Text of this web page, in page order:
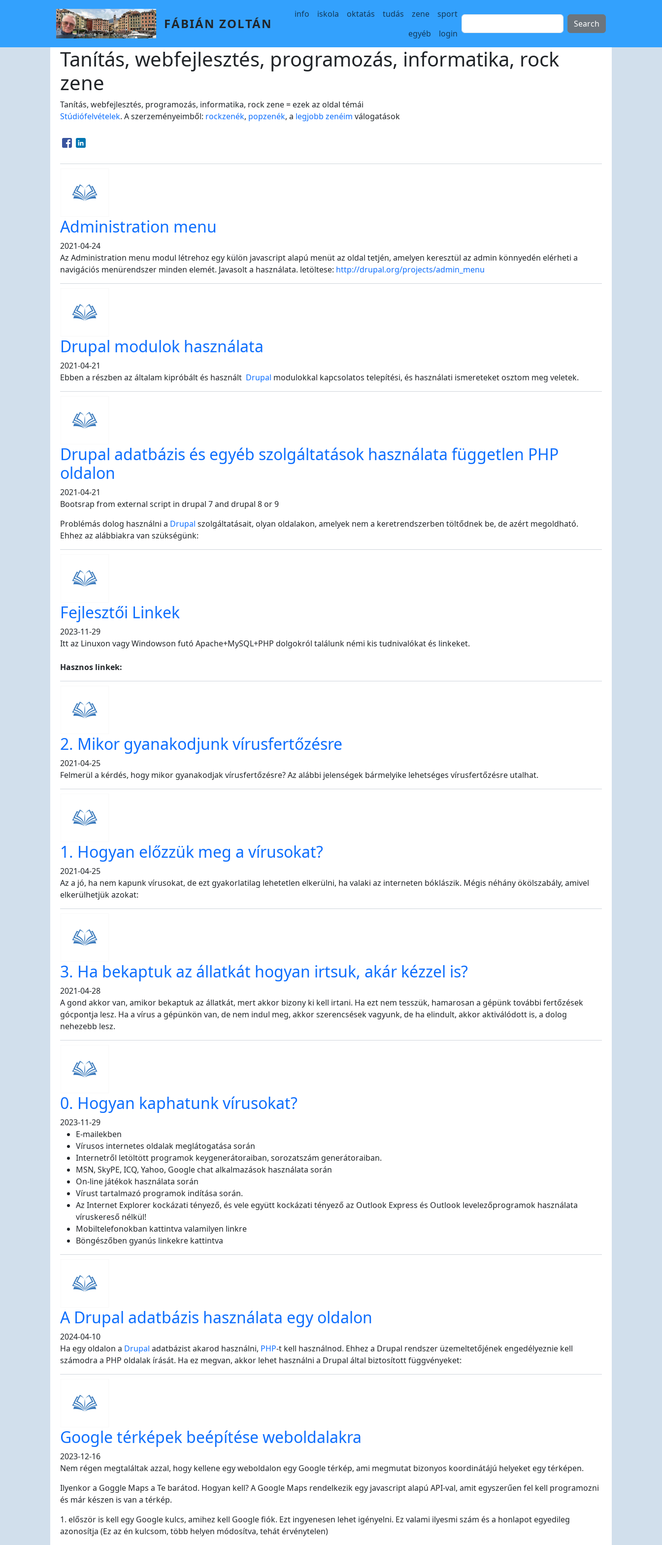
FÁBIÁN ZOLTÁN
Main navigation
info iskola oktatás tudás zene
sport
egyéb
login
Tanítás, webfejlesztés, programozás, informatika, rock
zene
Tanítás, webfejlesztés, programozás, informatika, rock zene = ezek az oldal témái
Stúdiófelvételek. A szerzeményeimből: rockzenék, popzenék, a legjobb zenéim válogatások
Opens in a new window
Opens in a new window
Administration menu
2021-04-24
Az Administration menu modul létrehoz egy külön javascript alapú menüt az oldal tetjén, amelyen keresztül az admin könnyedén elérheti a
navigációs menürendszer minden elemét. Javasolt a használata. letöltese: http://drupal.org/projects/admin_menu
Drupal modulok használata
2021-04-21
Ebben a részben az általam kipróbált és használt Drupal modulokkal kapcsolatos telepítési, és használati ismereteket osztom meg veletek.
Drupal adatbázis és egyéb szolgáltatások használata független PHP
oldalon
2021-04-21
Bootsrap from external script in drupal 7 and drupal 8 or 9
Problémás dolog használni a Drupal szolgáltatásait, olyan oldalakon, amelyek nem a keretrendszerben töltődnek be, de azért megoldható.
Ehhez az alábbiakra van szükségünk:
Fejlesztői Linkek
2023-11-29
Itt az Linuxon vagy Windowson futó Apache+MySQL+PHP dolgokról találunk némi kis tudnivalókat és linkeket.
Hasznos linkek:
2. Mikor gyanakodjunk vírusfertőzésre
2021-04-25
Felmerül a kérdés, hogy mikor gyanakodjak vírusfertőzésre? Az alábbi jelenségek bármelyike lehetséges vírusfertőzésre utalhat.
1. Hogyan előzzük meg a vírusokat?
2021-04-25
Az a jó, ha nem kapunk vírusokat, de ezt gyakorlatilag lehetetlen elkerülni, ha valaki az interneten bóklászik. Mégis néhány ökölszabály, amivel
elkerülhetjük azokat:
3. Ha bekaptuk az állatkát hogyan irtsuk, akár kézzel is?
2021-04-28
A gond akkor van, amikor bekaptuk az állatkát, mert akkor bizony ki kell irtani. Ha ezt nem tesszük, hamarosan a gépünk további fertőzések
gócpontja lesz. Ha a vírus a gépünkön van, de nem indul meg, akkor szerencsések vagyunk, de ha elindult, akkor aktiválódott is, a dolog
nehezebb lesz.
0. Hogyan kaphatunk vírusokat?
2023-11-29
E-mailekben
Vírusos internetes oldalak meglátogatása során
Internetről letöltött programok keygenerátoraiban, sorozatszám generátoraiban.
MSN, SkyPE, ICQ, Yahoo, Google chat alkalmazások használata során
On-line játékok használata során
Vírust tartalmazó programok indítása során.
Az Internet Explorer kockázati tényező, és vele együtt kockázati tényező az Outlook Express és Outlook levelezőprogramok használata
víruskereső nélkül!
Mobiltelefonokban kattintva valamilyen linkre
Böngészőben gyanús linkekre kattintva
A Drupal adatbázis használata egy oldalon
2024-04-10
Ha egy oldalon a Drupal adatbázist akarod használni, PHP-t kell használnod. Ehhez a Drupal rendszer üzemeltetőjének engedélyeznie kell
számodra a PHP oldalak írását. Ha ez megvan, akkor lehet használni a Drupal által biztosított függvényeket:
Google térképek beépítése weboldalakra
2023-12-16
Nem régen megtaláltak azzal, hogy kellene egy weboldalon egy Google térkép, ami megmutat bizonyos koordinátájú helyeket egy térképen.
Ilyenkor a Goggle Maps a Te barátod. Hogyan kell? A Google Maps rendelkezik egy javascript alapú API-val, amit egyszerűen fel kell programozni
és már készen is van a térkép.
1. először is kell egy Google kulcs, amihez kell Google fiók. Ezt ingyenesen lehet igényelni. Ez valami ilyesmi szám és a honlapot egyedileg
azonosítja (Ez az én kulcsom, több helyen módosítva, tehát érvénytelen)